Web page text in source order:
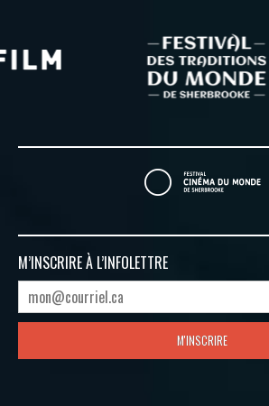
M’INSCRIRE À L’INFOLETTRE
M'INSCRIRE